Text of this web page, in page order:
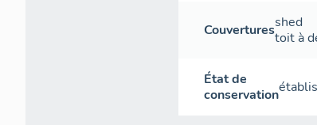
Couverturesshed
toit à
État de
conservation